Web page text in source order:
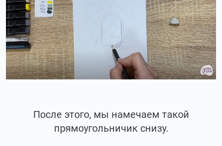
После этого, мы намечаем такой
прямоугольничик снизу.